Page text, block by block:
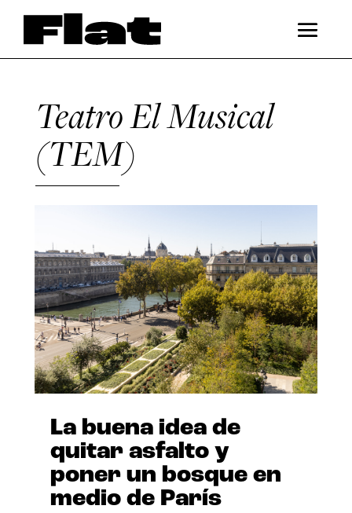
Teatro El Musical
(TEM)
La buena idea de
quitar asfalto y
poner un bosque en
medio de París